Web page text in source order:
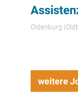
Oldenburg
weitere